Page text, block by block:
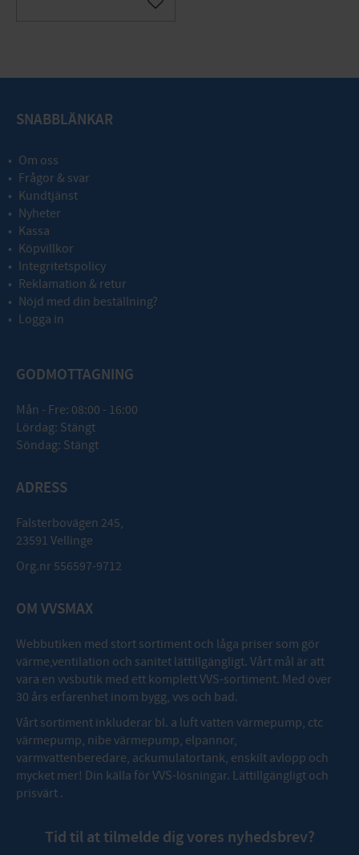
Gem som favorit
SNABBLÄNKAR
Om oss
Frågor & svar
Kundtjänst
Nyheter
Kassa
Köpvillkor
Integritetspolicy
Reklamation & retur
Nöjd med din beställning?
Logga in
GODMOTTAGNING
Mån - Fre: 08:00 - 16:00
Lördag: Stängt
Söndag: Stängt
ADRESS
Falsterbovägen 245,
23591 Vellinge
Org.nr 556597-9712
OM VVSMAX
Webbutiken med stort sortiment och låga priser som gör
värme,ventilation och sanitet lättillgängligt. Vårt mål är att
vara en vvsbutik med ett komplett VVS-sortiment. Med över
30 års erfarenhet inom bygg, vvs och bad.
Vårt sortiment inkluderar bl. a luft vatten värmepump, ctc
värmepump, nibe värmepump, elpannor,
varmvattenberedare, ackumulatortank, enskilt avlopp och
mycket mer! Din källa för VVS-lösningar. Lättillgängligt och
prisvärt .
Tid til at tilmelde dig vores nyhedsbrev?